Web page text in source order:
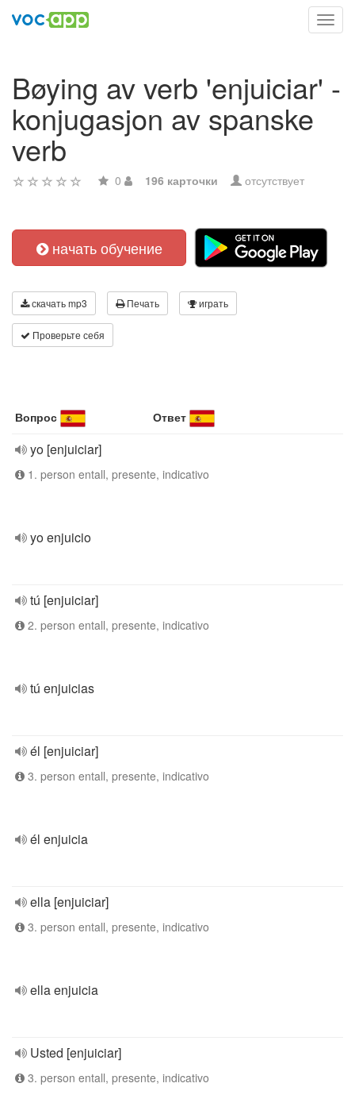
Bøying av verb 'enjuiciar' -
konjugasjon av spanske
verb
0 196 карточки отсутствует
начать обучение
скачать mp3 Печать играть
Проверьте себя
Вопрос Ответ
yo [enjuiciar]
1. person entall, presente, indicativo
yo enjuicio
tú [enjuiciar]
2. person entall, presente, indicativo
tú enjuicias
él [enjuiciar]
3. person entall, presente, indicativo
él enjuicia
ella [enjuiciar]
3. person entall, presente, indicativo
ella enjuicia
Usted [enjuiciar]
3. person entall, presente, indicativo